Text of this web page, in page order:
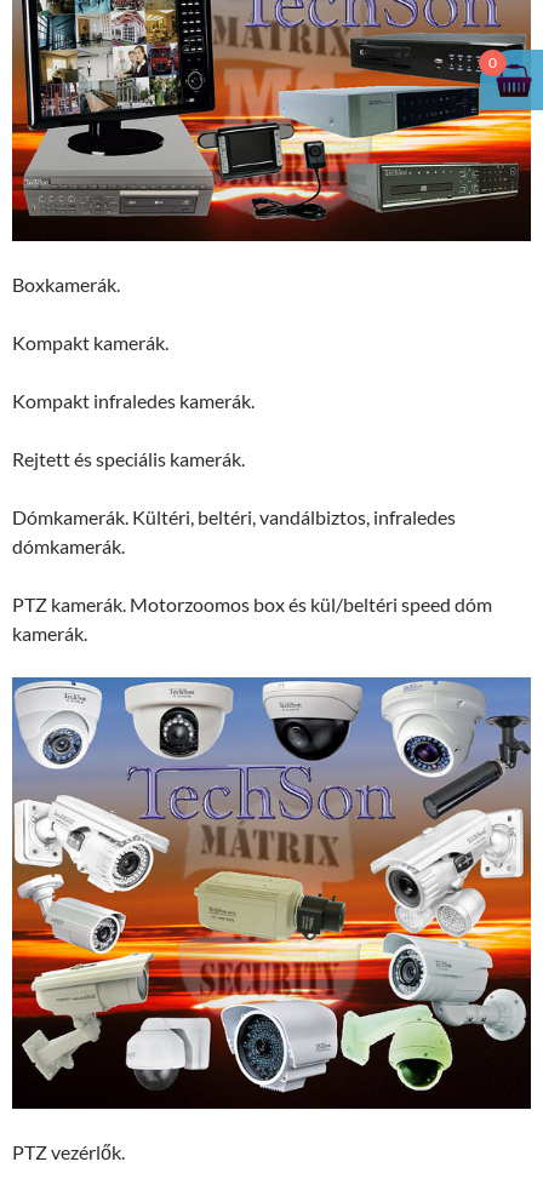
Boxkamerák.
Kompakt kamerák.
Kompakt infraledes kamerák.
Rejtett és speciális kamerák.
Dómkamerák. Kültéri, beltéri, vandálbiztos, infraledes
dómkamerák.
PTZ kamerák. Motorzoomos box és kül/beltéri speed dóm
kamerák.
PTZ vezérlők.
0